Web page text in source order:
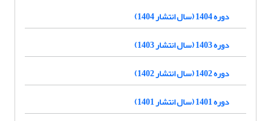
دوره 1404 (سال انتشار 1404)
دوره 1403 (سال انتشار 1403)
دوره 1402 (سال انتشار 1402)
دوره 1401 (سال انتشار 1401)